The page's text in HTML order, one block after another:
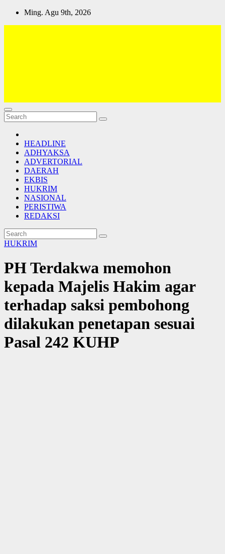
Skip
Ming. Agu 9th, 2026
Lativi News
Semua Jadi Teman
HEADLINE
ADHYAKSA
ADVERTORIAL
DAERAH
EKBIS
HUKRIM
NASIONAL
PERISTIWA
REDAKSI
HUKRIM
PH Terdakwa memohon
kepada Majelis Hakim agar
terhadap saksi pembohong
dilakukan penetapan sesuai
Pasal 242 KUHP